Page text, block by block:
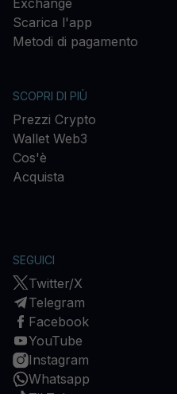
Exchange
Scarica l'app
Metodi di pagamento
SCOPRI DI PIÙ
Prezzi Crypto
Wallet Web3
Cos'è
Acquista
SEGUICI
Twitter/X
Telegram
Facebook
YouTube
Instagram
Whatsapp